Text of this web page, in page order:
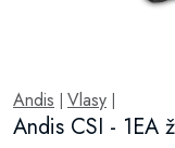
Andis Vlasy
Andis CSI - 1EA